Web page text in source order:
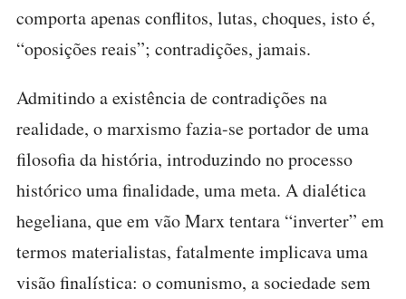
comporta apenas conflitos, lutas, choques, isto é,
“oposições reais”; contradições, jamais.
Admitindo a existência de contradições na
realidade, o marxismo fazia-se portador de uma
filosofia da história, introduzindo no processo
histórico uma finalidade, uma meta. A dialética
hegeliana, que em vão Marx tentara “inverter” em
termos materialistas, fatalmente implicava uma
visão finalística: o comunismo, a sociedade sem